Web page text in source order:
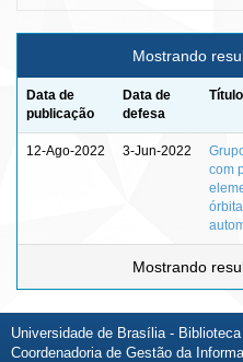
Mostrando
Data de
publicação
Data de
defesa
Título
12-Ago-2022 3-Jun-2022
com
Mostrando
Universidade de Brasília - Biblioteca
Coordenadoria de Gestão da